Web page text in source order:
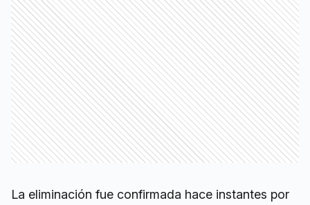
La eliminación fue confirmada hace instantes por